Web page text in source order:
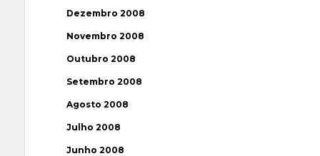
Dezembro 2008
Novembro 2008
Outubro 2008
Setembro 2008
Agosto 2008
Julho 2008
Junho 2008